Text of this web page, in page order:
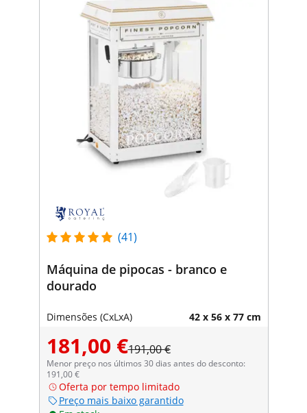
(41)
Máquina de pipocas - branco e
dourado
Dimensões (CxLxA) 42 x 56 x 77 cm
181,00 €191,00 €
Menor preço nos últimos 30 dias antes do desconto:
191,00 €
Oferta por tempo limitado
Preço mais baixo garantido